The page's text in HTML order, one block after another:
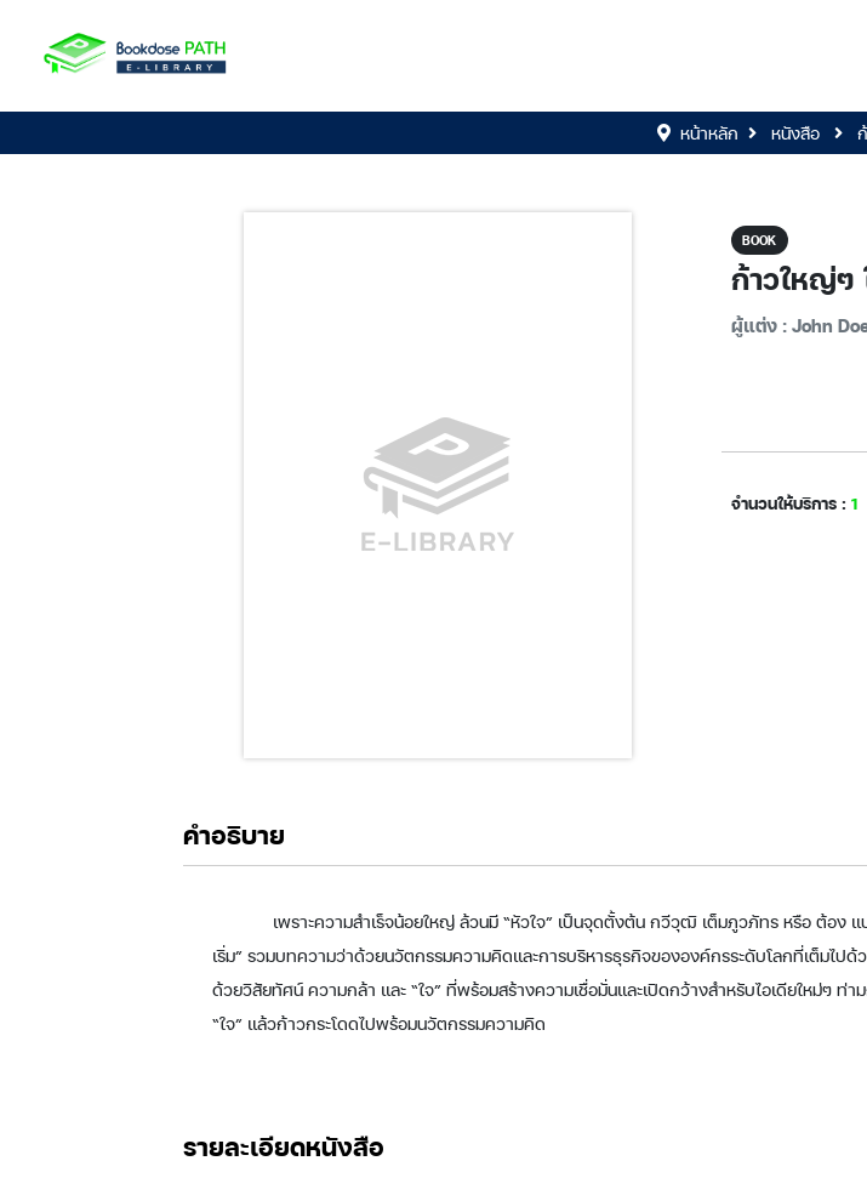
หน้าหลัก หนังสือ
BOOK
ก้าวใหญ่ๆ
ผู้แต่ง : John
จำนวนให้บริการ : 1
คำอธิบาย
เพราะความสำเร็จน้อยใหญ่ ล้วนมี “หัวใจ” เป็นจุดตั้งต้น กวีวุฒิ เต็มภูวภัทร หรือ ต้อ
เริ่ม” รวมบทความว่าด้วยนวัตกรรมความคิดและการบริหารธุรกิจขององค์กรระดับโลกที่เต็ม
ด้วยวิสัยทัศน์ ความกล้า และ “ใจ” ที่พร้อมสร้างความเชื่อมั่นและเปิดกว้างสำหรับไอเดียใหม่ๆ
“ใจ” แล้วก้าวกระโดดไปพร้อมนวัตกรรมความคิด
รายละเอียดหนังสือ